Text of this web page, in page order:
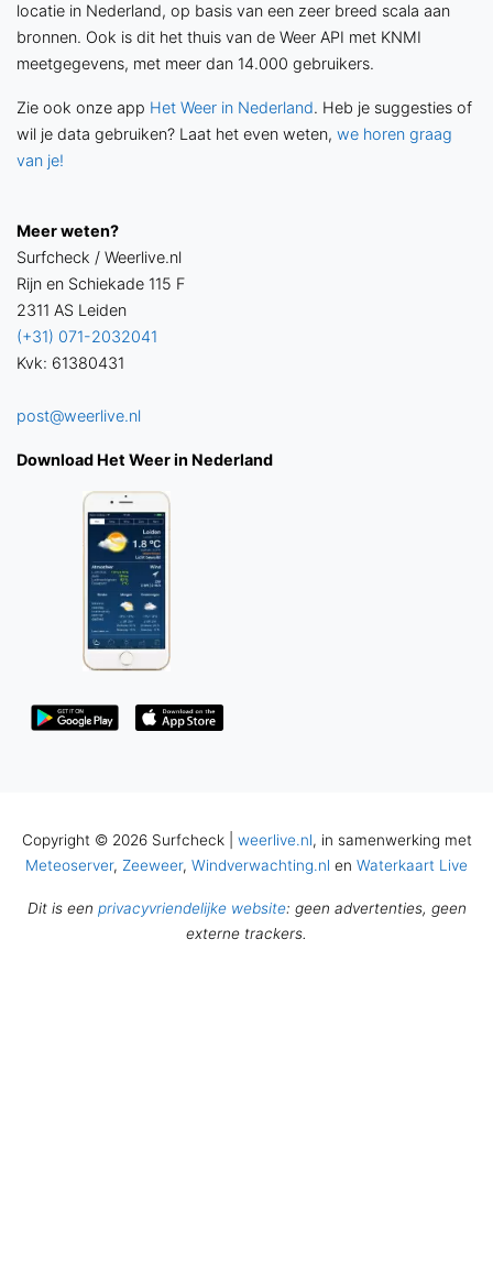
locatie in Nederland, op basis van een zeer breed scala aan
bronnen. Ook is dit het thuis van de Weer API met KNMI
meetgegevens, met meer dan 14.000 gebruikers.
Zie ook onze app Het Weer in Nederland. Heb je suggesties of
wil je data gebruiken? Laat het even weten, we horen graag
van je!
Meer weten?
Surfcheck / Weerlive.nl
Rijn en Schiekade 115 F
2311 AS Leiden
(+31) 071-2032041
Kvk: 61380431
post@weerlive.nl
Download Het Weer in Nederland
Copyright © 2026 Surfcheck | weerlive.nl, in samenwerking met
Meteoserver, Zeeweer, Windverwachting.nl en Waterkaart Live
Dit is een privacyvriendelijke website: geen advertenties, geen
externe trackers.